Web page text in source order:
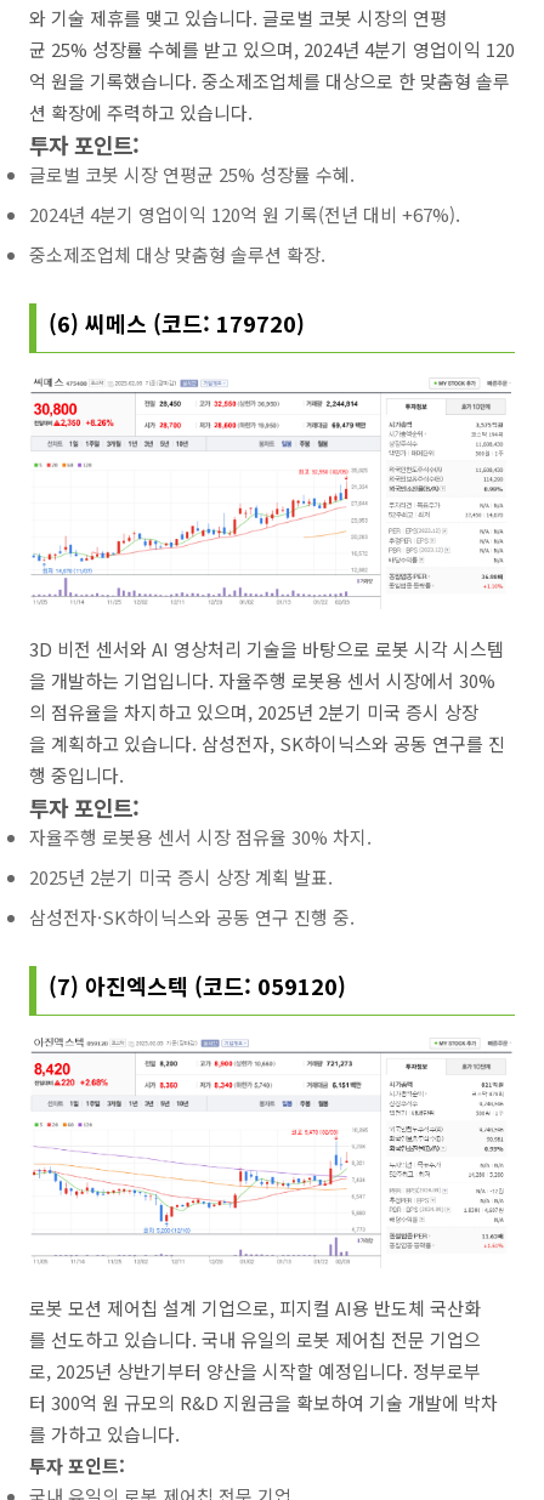
와 기술 제휴를 맺고 있습니다. 글로벌 코봇 시장의 연평
균 25% 성장률 수혜를 받고 있으며, 2024년 4분기 영업이익 120
억 원을 기록했습니다. 중소제조업체를 대상으로 한 맞춤형 솔루
션 확장에 주력하고 있습니다.
투자 포인트:
글로벌 코봇 시장 연평균 25% 성장률 수혜.
2024년 4분기 영업이익 120억 원 기록(전년 대비 +67%).
중소제조업체 대상 맞춤형 솔루션 확장.
(6) 씨메스 (코드: 179720)
3D 비전 센서와 AI 영상처리 기술을 바탕으로 로봇 시각 시스템
을 개발하는 기업입니다. 자율주행 로봇용 센서 시장에서 30%
의 점유율을 차지하고 있으며, 2025년 2분기 미국 증시 상장
을 계획하고 있습니다. 삼성전자, SK하이닉스와 공동 연구를 진
행 중입니다.
투자 포인트:
자율주행 로봇용 센서 시장 점유율 30% 차지.
2025년 2분기 미국 증시 상장 계획 발표.
삼성전자·SK하이닉스와 공동 연구 진행 중.
(7) 아진엑스텍 (코드: 059120)
로봇 모션 제어칩 설계 기업으로, 피지컬 AI용 반도체 국산화
를 선도하고 있습니다. 국내 유일의 로봇 제어칩 전문 기업으
로, 2025년 상반기부터 양산을 시작할 예정입니다. 정부로부
터 300억 원 규모의 R&D 지원금을 확보하여 기술 개발에 박차
를 가하고 있습니다.
투자 포인트: